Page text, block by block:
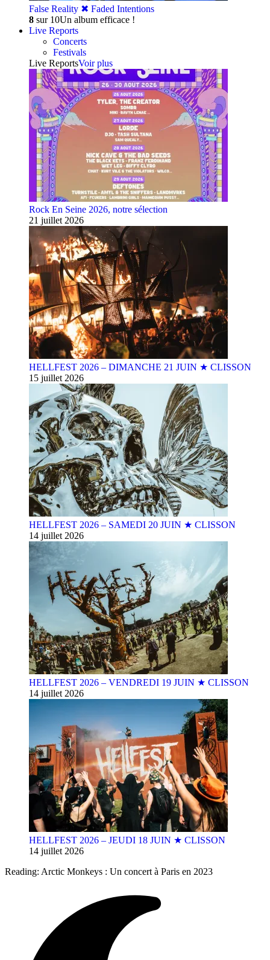
False Reality ✖︎ Faded Intentions
8 sur 10Un album efficace !
Live Reports
Concerts
Festivals
Live ReportsVoir plus
Rock En Seine 2026, notre sélection
21 juillet 2026
HELLFEST 2026 – DIMANCHE 21 JUIN ★ CLISSON
15 juillet 2026
HELLFEST 2026 – SAMEDI 20 JUIN ★ CLISSON
14 juillet 2026
HELLFEST 2026 – VENDREDI 19 JUIN ★ CLISSON
14 juillet 2026
HELLFEST 2026 – JEUDI 18 JUIN ★ CLISSON
14 juillet 2026
Reading: Arctic Monkeys : Un concert à Paris en 2023